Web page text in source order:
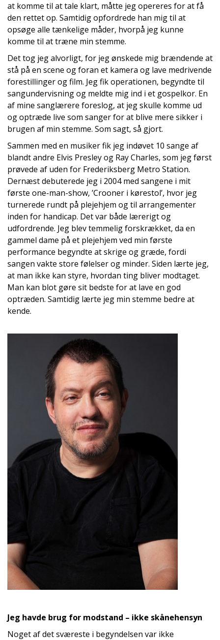
at komme til at tale klart, måtte jeg opereres for at få
den rettet op. Samtidig opfordrede han mig til at
opsøge alle tænkelige måder, hvorpå jeg kunne
komme til at træne min stemme.
Det tog jeg alvorligt, for jeg ønskede mig brændende at
stå på en scene og foran et kamera og lave medrivende
forestillinger og film. Jeg fik operationen, begyndte til
sangundervisning og meldte mig ind i et gospelkor. En
af mine sanglærere foreslog, at jeg skulle komme ud
og optræde live som sanger for at blive mere sikker i
brugen af min stemme. Som sagt, så gjort.
Sammen med en musiker fik jeg indøvet 10 sange af
blandt andre Elvis Presley og Ray Charles, som jeg først
prøvede af uden for Frederiksberg Metro Station.
Dernæst debuterede jeg i 2004 med sangene i mit
første one-man-show, ’Crooner i kørestol’, hvor jeg
turnerede rundt på plejehjem og til arrangementer
inden for handicap. Det var både lærerigt og
udfordrende. Jeg blev temmelig forskrækket, da en
gammel dame på et plejehjem ved min første
performance begyndte at skrige og græde, fordi
sangen vakte store følelser og minder. Siden lærte jeg,
at man ikke kan styre, hvordan ting bliver modtaget.
Man kan blot gøre sit bedste for at lave en god
optræden. Samtidig lærte jeg min stemme bedre at
kende.
Jeg havde brug for modstand – ikke skånehensyn
Noget af det sværeste i begyndelsen var ikke